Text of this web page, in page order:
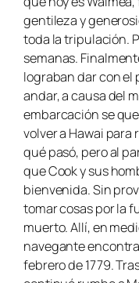
gentileza y
toda la tripulación.
semanas.
lograban dar con el
andar, a causa del
embarcación se
volver a Hawai para
qué pasó, pero al
que Cook y sus
bienvenida. Sin
tomar cosas por la
muerto. Allí, en
navegante
febrero de 1779.